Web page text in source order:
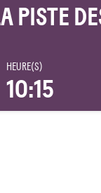
PISTE
HEURE(S)
10:15